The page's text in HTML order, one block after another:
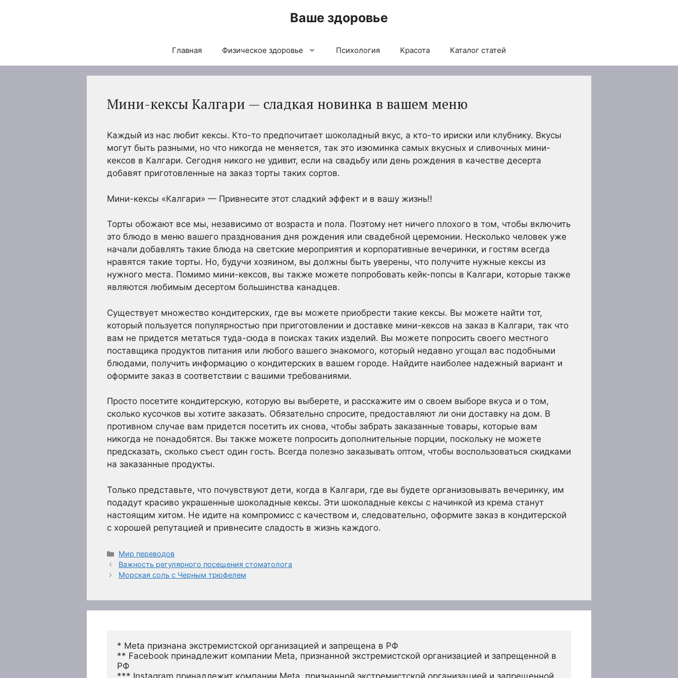
Ваше здоровье
Главная Физическое здоровье Психология Красота Каталог статей
Мини-кексы Калгари — сладкая новинка в вашем меню
Каждый из нас любит кексы. Кто-то предпочитает шоколадный вкус, а кто-то ириски или клубнику. Вкусы
могут быть разными, но что никогда не меняется, так это изюминка самых вкусных и сливочных мини-
кексов в Калгари. Сегодня никого не удивит, если на свадьбу или день рождения в качестве десерта
добавят приготовленные на заказ торты таких сортов.
Мини-кексы «Калгари» — Привнесите этот сладкий эффект и в вашу жизнь!!
Торты обожают все мы, независимо от возраста и пола. Поэтому нет ничего плохого в том, чтобы включить
это блюдо в меню вашего празднования дня рождения или свадебной церемонии. Несколько человек уже
начали добавлять такие блюда на светские мероприятия и корпоративные вечеринки, и гостям всегда
нравятся такие торты. Но, будучи хозяином, вы должны быть уверены, что получите нужные кексы из
нужного места. Помимо мини-кексов, вы также можете попробовать кейк-попсы в Калгари, которые также
являются любимым десертом большинства канадцев.
Существует множество кондитерских, где вы можете приобрести такие кексы. Вы можете найти тот,
который пользуется популярностью при приготовлении и доставке мини-кексов на заказ в Калгари, так что
вам не придется метаться туда-сюда в поисках таких изделий. Вы можете попросить своего местного
поставщика продуктов питания или любого вашего знакомого, который недавно угощал вас подобными
блюдами, получить информацию о кондитерских в вашем городе. Найдите наиболее надежный вариант и
оформите заказ в соответствии с вашими требованиями.
Просто посетите кондитерскую, которую вы выберете, и расскажите им о своем выборе вкуса и о том,
сколько кусочков вы хотите заказать. Обязательно спросите, предоставляют ли они доставку на дом. В
противном случае вам придется посетить их снова, чтобы забрать заказанные товары, которые вам
никогда не понадобятся. Вы также можете попросить дополнительные порции, поскольку не можете
предсказать, сколько съест один гость. Всегда полезно заказывать оптом, чтобы воспользоваться скидками
на заказанные продукты.
Только представьте, что почувствуют дети, когда в Калгари, где вы будете организовывать вечеринку, им
подадут красиво украшенные шоколадные кексы. Эти шоколадные кексы с начинкой из крема станут
настоящим хитом. Не идите на компромисс с качеством и, следовательно, оформите заказ в кондитерской
с хорошей репутацией и привнесите сладость в жизнь каждого.
Рубрики
Мир переводов
Важность регулярного посещения стоматолога
Морская соль с Черным трюфелем
* Meta признана экстремистской организацией и запрещена в РФ
** Facebook принадлежит компании Meta, признанной экстремистской организацией и запрещенной в
РФ